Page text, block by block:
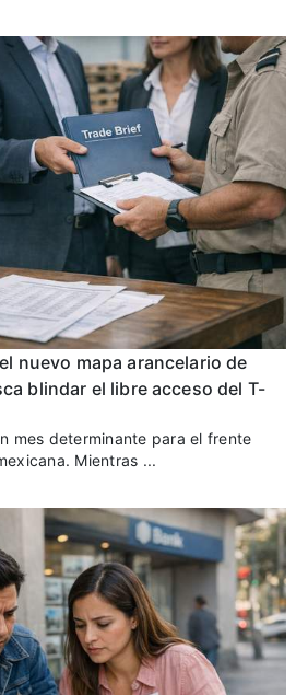
nuevo mapa arancelario de
blindar el libre acceso del T-
mes determinante para el frente
Mientras ...